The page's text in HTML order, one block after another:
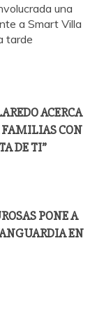
una
a Smart Villa
tarde
ACERCA
FAMILIAS CON
DE TI”
PONE A
EN